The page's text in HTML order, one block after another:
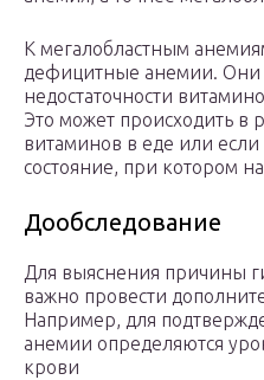
К мегалобластным
дефицитные анемии. Они
недостаточности
Это может происходить в
витаминов в еде или если
состояние, при котором
Дообследование
Для выяснения причины
важно провести
Например, для
анемии определяются
крови